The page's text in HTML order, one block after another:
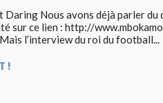
Daring Nous avons déjà parler
sur ce lien : http://
l’interview du roi du football...
!